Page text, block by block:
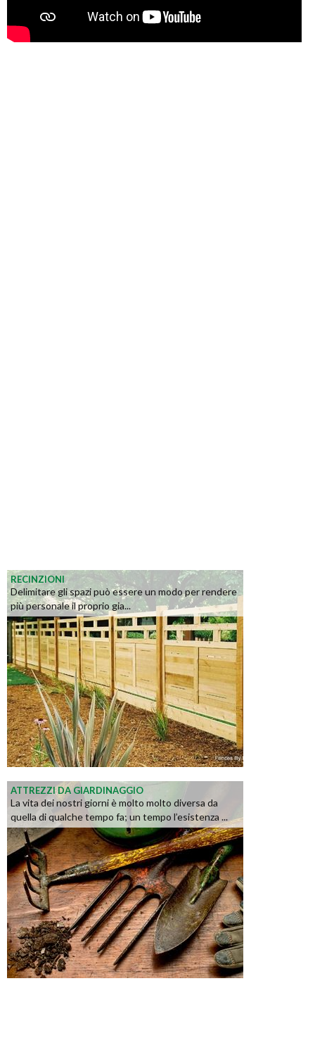
RECINZIONI
Delimitare gli spazi può essere un modo per rendere
più personale il proprio gia...
ATTREZZI DA GIARDINAGGIO
La vita dei nostri giorni è molto molto diversa da
quella di qualche tempo fa; un tempo l’esistenza ...